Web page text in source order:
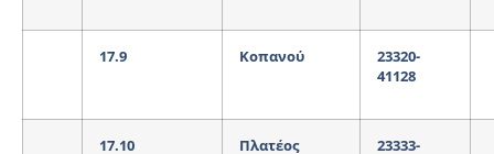
17.9 Κοπανού
23320-
41128
17.10 Πλατέος
23333-